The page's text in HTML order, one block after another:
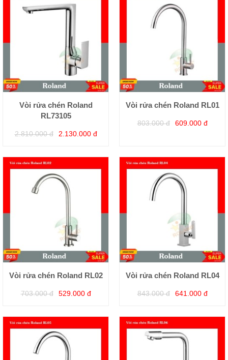
Vòi rửa chén Roland
RL73105
2.810.000 đ 2.130.000 đ
Vòi rửa chén Roland RL01
803.000 đ 609.000 đ
Vòi rửa chén Roland RL02
703.000 đ 529.000 đ
Vòi rửa chén Roland RL04
843.000 đ 641.000 đ